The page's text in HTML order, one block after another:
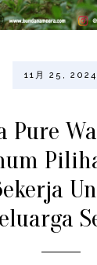
11月 25, 2024
Pure